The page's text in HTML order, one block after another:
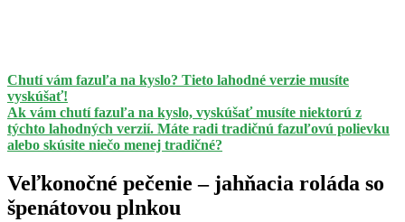
Chutí vám fazuľa na kyslo? Tieto lahodné verzie musíte
vyskúšať!
Ak vám chutí fazuľa na kyslo, vyskúšať musíte niektorú z
týchto lahodných verzií. Máte radi tradičnú fazuľovú polievku
alebo skúsite niečo menej tradičné?
Veľkonočné pečenie – jahňacia roláda so
špenátovou plnkou